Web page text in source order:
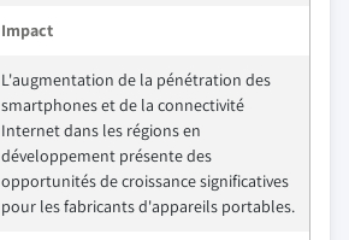
Impact
L'augmentation de la pénétration des
smartphones et de la connectivité
Internet dans les régions en
développement présente des
opportunités de croissance significatives
pour les fabricants d'appareils portables.